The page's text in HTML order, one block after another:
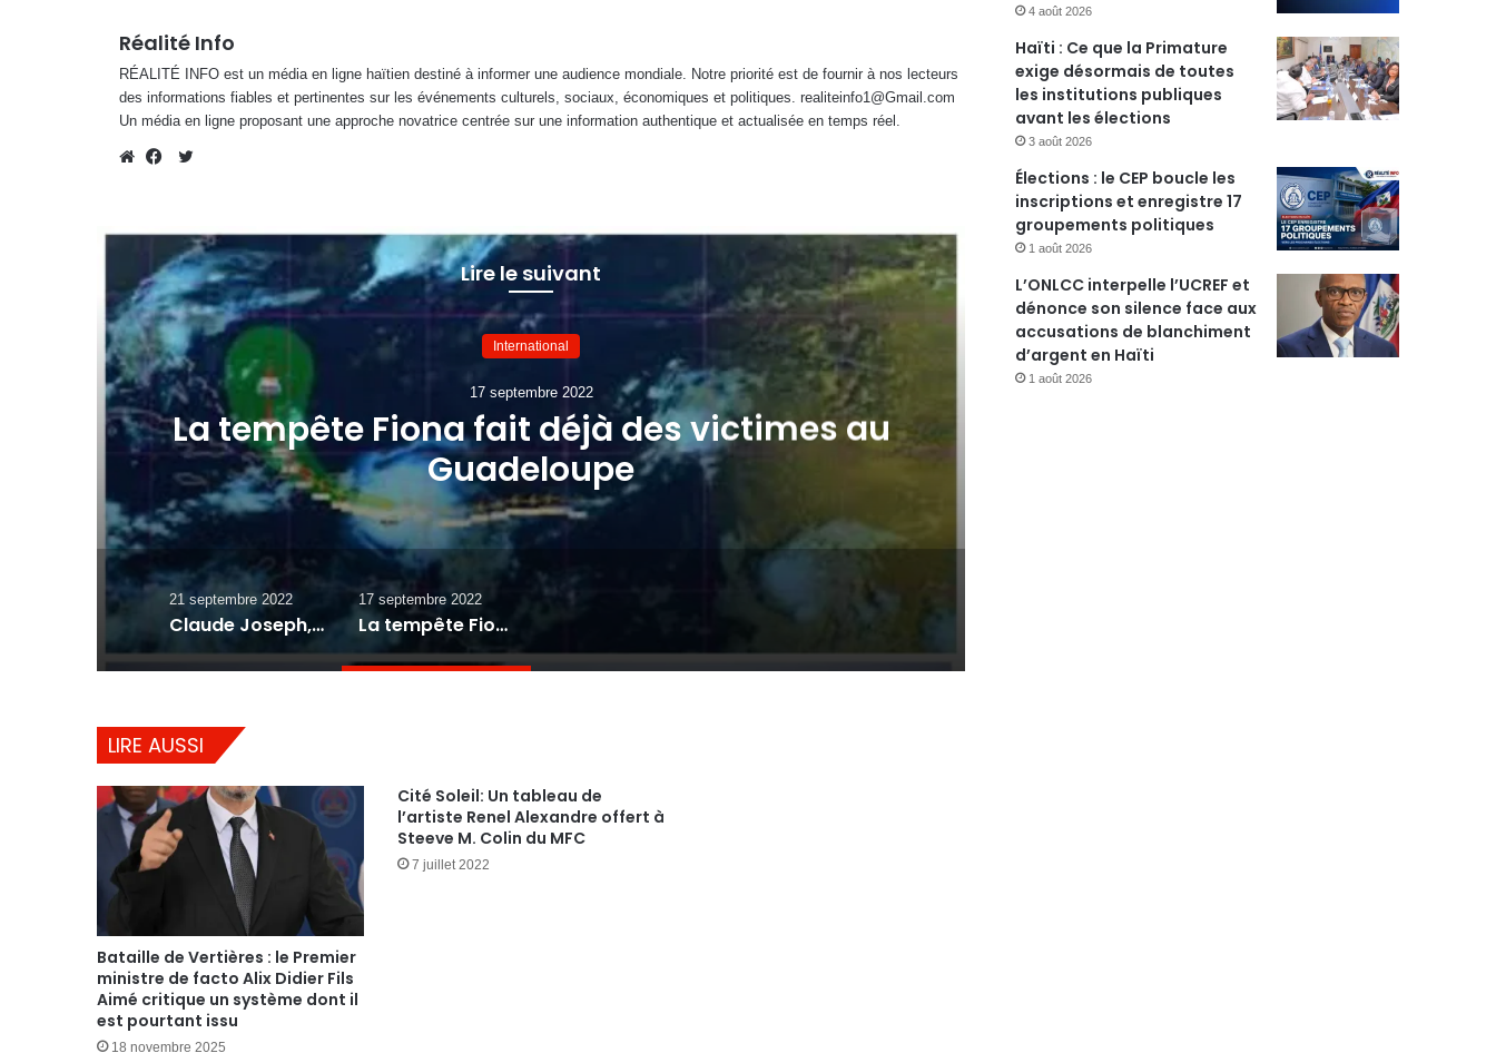
Réalité Info
RÉALITÉ INFO est un média en ligne haïtien destiné à informer une audience mondiale. Notre priorité est de fournir à nos lecteurs
des informations fiables et pertinentes sur les événements culturels, sociaux, économiques et politiques. realiteinfo1@Gmail.com
Un média en ligne proposant une approche novatrice centrée sur une information authentique et actualisée en temps réel.
Lire le suivant
International
17 septembre 2022
La tempête Fiona fait déjà des victimes au
Guadeloupe
Société
21 septembre 2022
Claude Joseph, quoiqu’en bras de fer avec le président Luis Abinader, exprime sa solidarité au peuple dominicain
17 septembre 2022
La tempête Fiona fait déjà des victimes au Guadeloupe
LIRE AUSSI
Bataille de Vertières : le Premier
ministre de facto Alix Didier Fils
Aimé critique un système dont il
est pourtant issu
18 novembre 2025
Cité Soleil: Un tableau de
l’artiste Renel Alexandre offert à
Steeve M. Colin du MFC
7 juillet 2022
4 août 2026
Haïti : Ce que la Primature
exige désormais de toutes
les institutions publiques
avant les élections
3 août 2026
Élections : le CEP boucle les
inscriptions et enregistre 17
groupements politiques
1 août 2026
L’ONLCC interpelle l’UCREF et
dénonce son silence face aux
accusations de blanchiment
d’argent en Haïti
1 août 2026